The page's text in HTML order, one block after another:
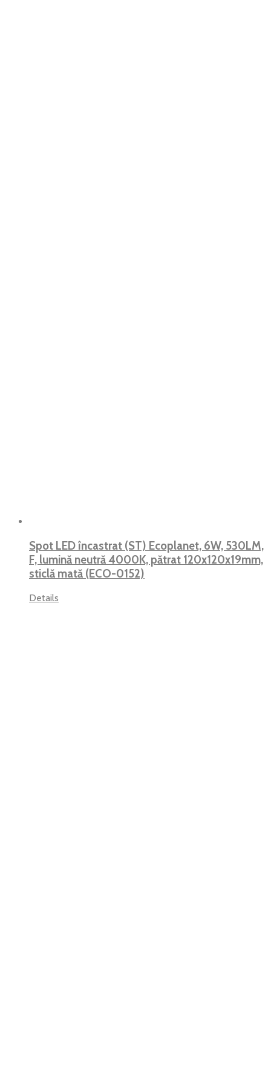
Spot LED încastrat (ST) Ecoplanet, 6W, 530LM,
F, lumină neutră 4000K, pătrat 120x120x19mm,
sticlă mată (ECO-0152)
Details